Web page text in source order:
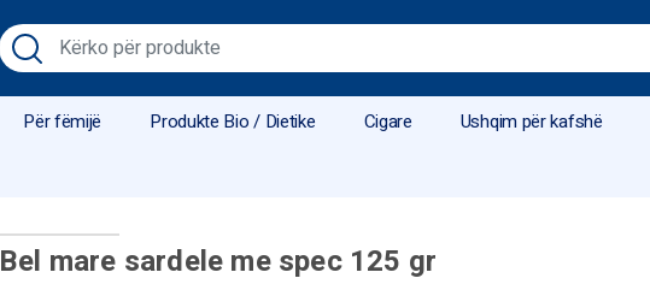
Për fëmijë Produkte Bio / Dietike Cigare Ushqim për kafshë
Bel mare sardele me spec 125 gr